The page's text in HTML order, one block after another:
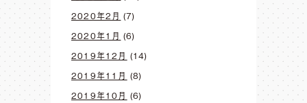
2020年2月 (7)
2020年1月 (6)
2019年12月 (14)
2019年11月 (8)
2019年10月 (6)